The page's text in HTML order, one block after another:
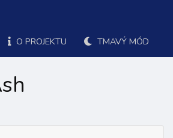
O PROJEKTU TMAVÝ MÓD